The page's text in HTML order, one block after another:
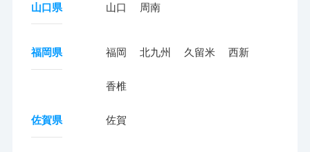
山口県 山口 周南
福岡県 福岡 北九州 久留米 西新
香椎
佐賀県 佐賀